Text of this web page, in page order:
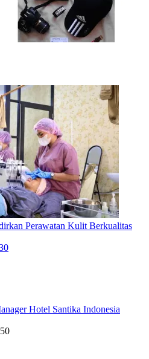
Perawatan Kulit Berkualitas
Hotel Santika Indonesia